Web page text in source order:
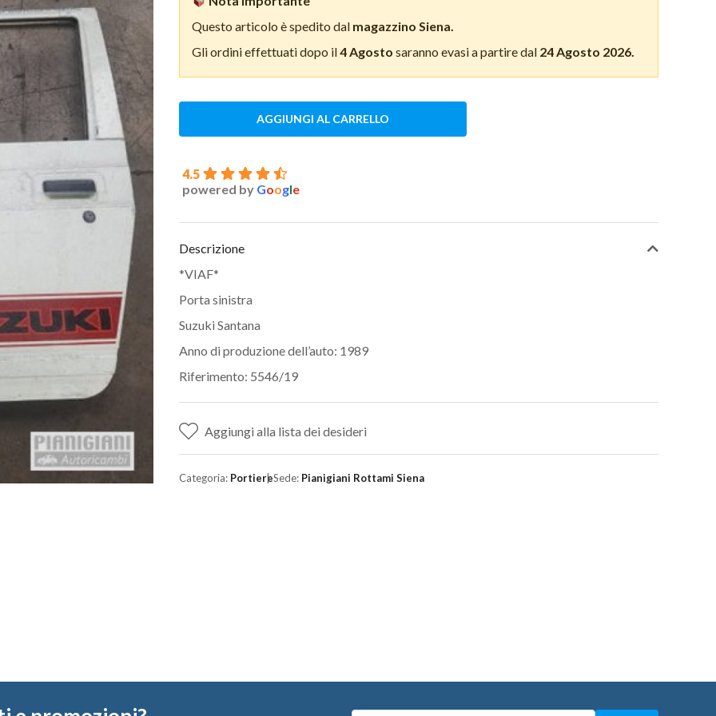
Questo articolo è spedito dal magazzino Siena.
Gli ordini effettuati dopo il4 Agosto saranno evasi a partire dal 24 Agosto 2026.
AGGIUNGI AL CARRELLO
4.5
powered by Google
Descrizione
*VIAF*
Porta sinistra
Suzuki Santana
Anno di produzione dell’auto: 1989
Riferimento: 5546/19
Aggiungi alla lista dei desideri
Categoria: PortiereSede: Pianigiani Rottami Siena